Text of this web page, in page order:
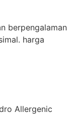
berpengalaman
harga
Allergenic